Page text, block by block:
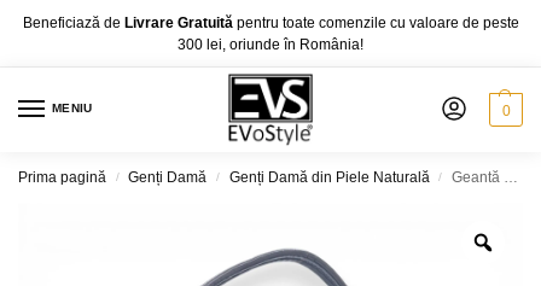
Beneficiază de Livrare Gratuită pentru toate comenzile cu valoare de peste
300 lei, oriunde în România!
MENIU 0
Prima pagină / Genți Damă / Genți Damă din Piele Naturală / Geantă damă, Velina Fabbiano VF8027-1, culoare Gri